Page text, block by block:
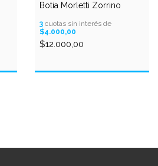
Botia Morletti Zorrino
3 cuotas sin interés de
$4.000,00
$12.000,00